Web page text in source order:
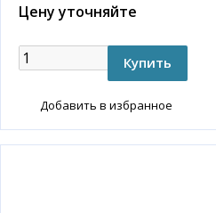
Цену уточняйте
Добавить в избранное